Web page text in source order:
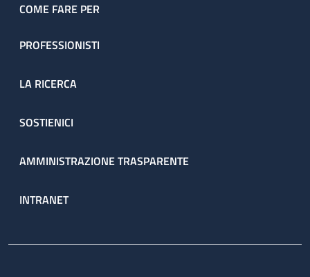
COME FARE PER
PROFESSIONISTI
LA RICERCA
SOSTIENICI
AMMINISTRAZIONE TRASPARENTE
INTRANET